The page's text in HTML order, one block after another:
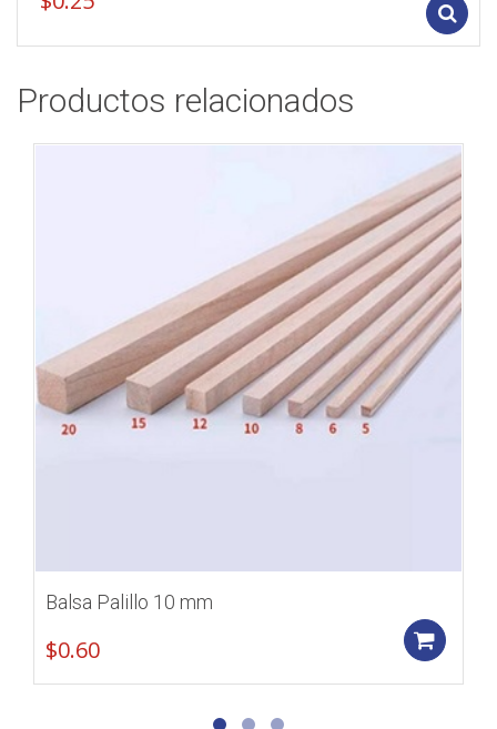
Productos relacionados
Balsa Palillo 10 mm
$0.60